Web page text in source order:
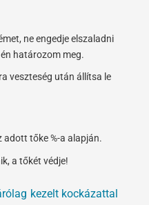
ne engedje elszaladni
határozom meg.
veszteség után állítsa le
adott tőke %-a alapján.
a tőkét védje!
kezelt kockázattal